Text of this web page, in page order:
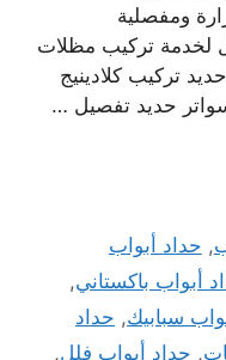
ومفصلية
لخدمة تركيب مظلات
تركيب كلادينيج
حديد تفصيل …
, حداد أبواب
أبواب باكستاني,
سبابيك, حداد
, حداد أبواب فلل,